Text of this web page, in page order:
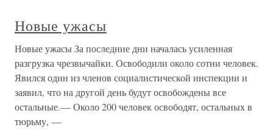
Новые ужасы
Новые ужасы За последние дни началась усиленная
разгрузка чрезвычайки. Освободили около сотни человек.
Явился один из членов социалистической инспекции и
заявил, что на другой день будут освобождены все
остальные.— Около 200 человек освободят, остальных в
тюрьму, —